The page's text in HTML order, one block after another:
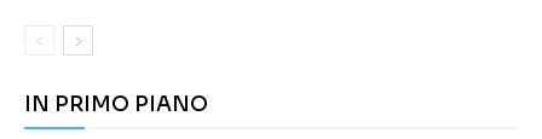
IN PRIMO PIANO